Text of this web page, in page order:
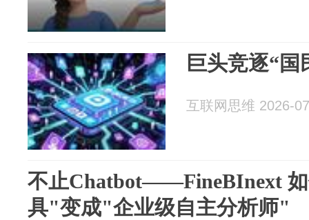
巨头竞逐“
互联网思维 2026-
不止Chatbot——FineBInext
具"变成"企业级自主分析师"